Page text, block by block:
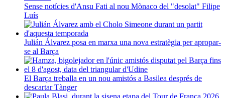
Sense notícies d'Ansu Fati al nou Mònaco del "desolat" Filipe
Luís
Julián Álvarez posa en marxa una nova estratègia per apropar-
se al Barça
El Barça treballa en un nou amistós a Basilea després de
descartar Tànger